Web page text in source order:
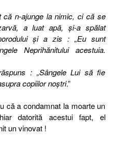
că n-ajunge la nimic, ci că se
a luat apă, şi-a spălat
şi a zis : „Eu sunt
Neprihănitului acestuia.
: „Sângele Lui să fie
copiilor noştri.”
că a condamnat la moarte un
datorită acestui fapt, el
un vinovat !